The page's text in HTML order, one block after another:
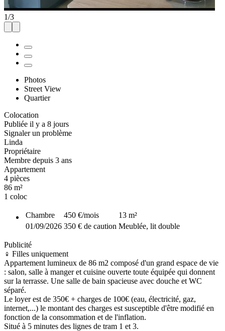
1/3
Photos
Street View
Quartier
Colocation
Publiée il y a 8 jours
Signaler un problème
Linda
Propriétaire
Membre depuis 3 ans
Appartement
4 pièces
86 m²
1 coloc
Chambre 450 €/mois 13 m²
01/09/2026 350 € de caution Meublée, lit double
Publicité
♀️ Filles uniquement
Appartement lumineux de 86 m2 composé d'un grand espace de vie
: salon, salle à manger et cuisine ouverte toute équipée qui donnent
sur la terrasse. Une salle de bain spacieuse avec douche et WC
séparé.
Le loyer est de 350€ + charges de 100€ (eau, électricité, gaz,
internet,...) le montant des charges est susceptible d'être modifié en
fonction de la consommation et de l'inflation.
Situé à 5 minutes des lignes de tram 1 et 3.